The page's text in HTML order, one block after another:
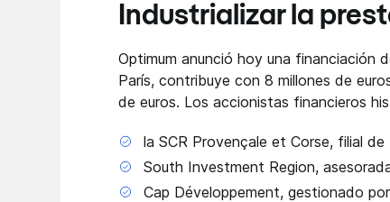
Industrializar la
Optimum anunció hoy una financiación
París, contribuye con 8 millones de
de euros. Los accionistas financieros
la SCR Provençale et Corse, filial
South Investment Region,
Cap Développement, gestionado